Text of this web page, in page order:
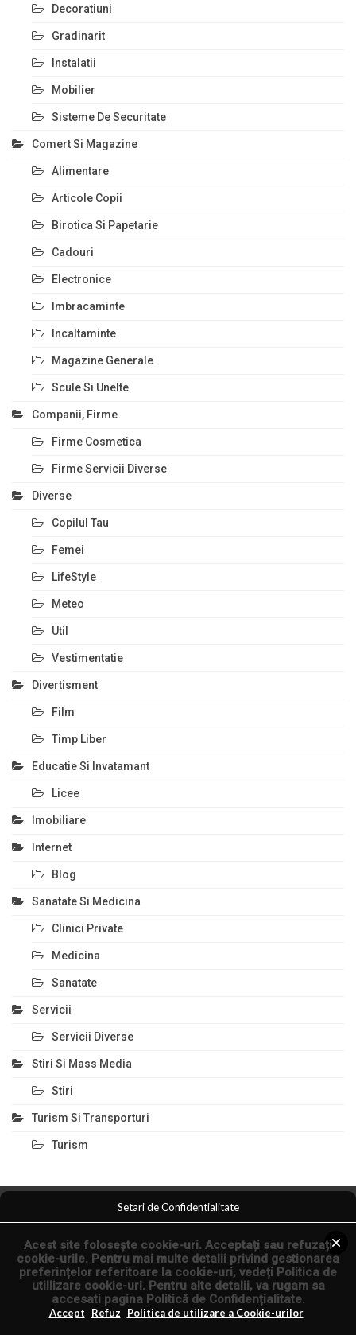
Decoratiuni
Gradinarit
Instalatii
Mobilier
Sisteme De Securitate
Comert Si Magazine
Alimentare
Articole Copii
Birotica Si Papetarie
Cadouri
Electronice
Imbracaminte
Incaltaminte
Magazine Generale
Scule Si Unelte
Companii, Firme
Firme Cosmetica
Firme Servicii Diverse
Diverse
Copilul Tau
Femei
LifeStyle
Meteo
Util
Vestimentatie
Divertisment
Film
Timp Liber
Educatie Si Invatamant
Licee
Imobiliare
Internet
Blog
Sanatate Si Medicina
Clinici Private
Medicina
Sanatate
Servicii
Servicii Diverse
Stiri Si Mass Media
Stiri
Turism Si Transporturi
Turism
Comert Si Magazine Magazin Online
Anunturi Servicii
Anunturi Online
Arta Fotografica
© 2026 - Articole Seo si Comunicate de Presa.
Articol.co.ro
Setari de Confidentialitate
Acest site folosește cookie-uri. Acceptați sau refuzați
cookie-urile. Pentru mai multe detalii privind gestionarea
preferințelor referitoare la cookie-uri, vedeți Politica de
utillizare cookie-uri. Pentru alte detalii, va rugam sa
accesati pagina Politică de Confidențialitate.
Accept Refuz Politica de utilizare a Cookie-urilor